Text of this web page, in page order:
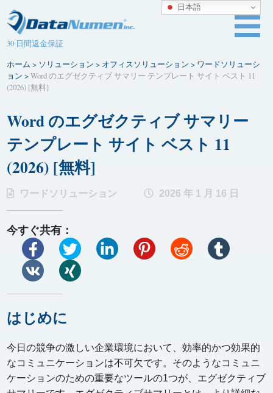
30 日間返金保証
ホーム > ソリューション > オフィスソリューション > ワードソリューシ
ョン >Word のエグゼクティブ サマリー テンプレート サイト ベスト 11
(2026) [無料]
Word のエグゼクティブ サマリー
テンプレート サイト ベスト 11
(2026) [無料]
ワードソリューション 2026 年 1 月 16 日
今すぐ共有：
はじめに
今日の競争の激しい企業環境において、効率的かつ効果的
なコミュニケーションは不可欠です。そのようなコミュニ
ケーションのための重要なツールの1つが、エグゼクティブ
日本語